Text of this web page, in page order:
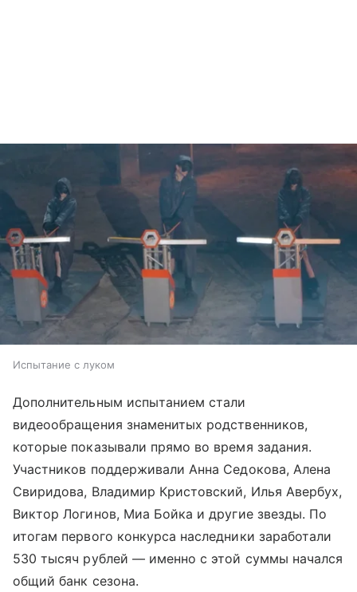
Испытание с луком
Дополнительным испытанием стали
видеообращения знаменитых родственников,
которые показывали прямо во время задания.
Участников поддерживали Анна Седокова, Алена
Свиридова, Владимир Кристовский, Илья Авербух,
Виктор Логинов, Миа Бойка и другие звезды. По
итогам первого конкурса наследники заработали
530 тысяч рублей — именно с этой суммы начался
общий банк сезона.